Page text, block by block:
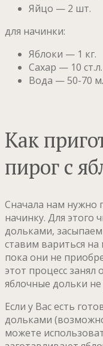
Яйцо — 2 шт.
для начинки:
Яблоки — 1 кг.
Сахар — 10 ст.л.
Вода — 50-70
Как
пирог с
Сначала нам нужно
начинку. Для этого
дольками,
ставим вариться
пока они не
этот процесс занял
яблочные дольки не
Если у Вас есть
дольками
можете